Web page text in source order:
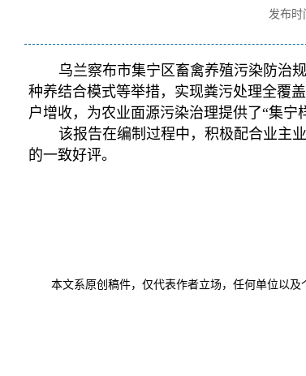
发布时
乌兰察布市集宁区畜禽养殖污染防治
种养结合模式等举措，实现粪污处理全覆
户增收，为农业面源污染治理提供了“集宁
该报告在编制过程中，积极配合业主
的一致好评。
本文系原创稿件，仅代表作者立场，任何单位以及